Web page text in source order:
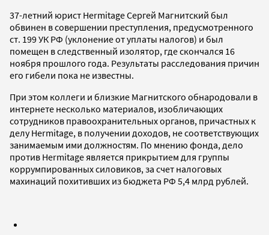
37-летний юрист Hermitage Сергей Магнитский был
обвинен в совершении преступления, предусмотренного
ст. 199 УК РФ (уклонение от уплаты налогов) и был
помещен в следственный изолятор, где скончался 16
ноября прошлого года. Результаты расследования причин
его гибели пока не известны.
При этом коллеги и близкие Магнитского обнародовали в
интернете несколько материалов, изобличающих
сотрудников правоохранительных органов, причастных к
делу Hermitage, в получении доходов, не соответствующих
занимаемым ими должностям. По мнению фонда, дело
против Hermitage является прикрытием для группы
коррумпированных силовиков, за счет налоговых
махинаций похитивших из бюджета РФ 5,4 млрд рублей.